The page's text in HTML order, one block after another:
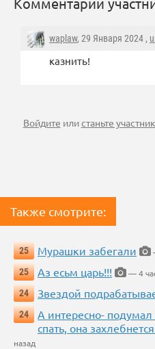
waplaw, 29 Января 2024 ,
казнить!
Войдите илистаньте
Также смотрите:
25 Мурашки забегали
25
Аз есьм царь!!!
— 4
24
Звездой
24
А интересно-
спать, она
назад